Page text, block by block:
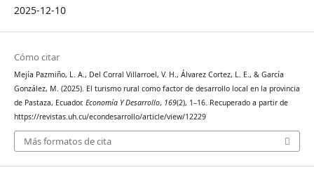
2025-12-10
Cómo citar
Mejía Pazmiño, L. A., Del Corral Villarroel, V. H., Álvarez Cortez, L. E., & García
González, M. (2025). El turismo rural como factor de desarrollo local en la provincia
de Pastaza, Ecuador. Economía Y Desarrollo, 169(2), 1–16. Recuperado a partir de
https://revistas.uh.cu/econdesarrollo/article/view/12229
Más formatos de cita